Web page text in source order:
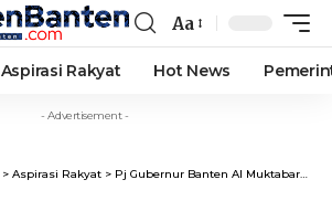
Font
Resizer
Aa
Aspirasi Rakyat Hot News
- Advertisement -
> Aspirasi Rakyat > Pj Gubernur Banten Al Muktabar Dorong Program Peningkatan PTSL